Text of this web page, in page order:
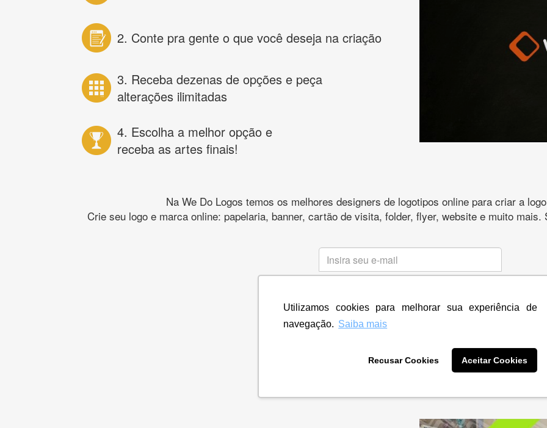
Utilizamos cookies para melhorar sua experiência de
navegação. Saiba mais
Recusar Cookies Aceitar Cookies
2. Conte pra gente o que você deseja na criação
3. Receba dezenas de opções e peça
alterações ilimitadas
4. Escolha a melhor opção e
receba as artes finais!
Na We Do Logos temos os melhores designers de logotipos online para criar a
Crie seu logo e marca online: papelaria, banner, cartão de visita, folder, flyer, website e muito
* Prometemos não compartilhar e utilizar seus dados para enviar
qualquer tipo de SPAM. Confira as